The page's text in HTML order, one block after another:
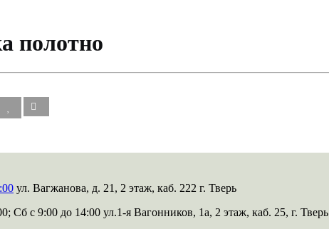
полотно
ул. Вагжанова, д. 21, 2 этаж, каб. 222 г. Тверь
Сб с 9:00 до 14:00 ул.1-я Вагонников, 1а, 2 этаж, каб. 25, г. Тверь